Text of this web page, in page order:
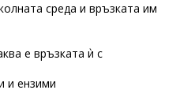
среда и връзката им
е връзката ѝ с
и ензими